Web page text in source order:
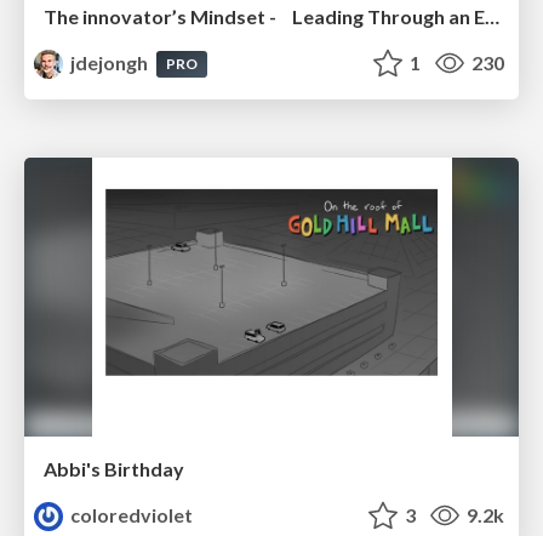
The innovator’s Mindset - Leading Through an Era of Exponential Change - McGill University 2025
jdejongh
PRO 1 230
Abbi's Birthday
coloredviolet
3 9.2k